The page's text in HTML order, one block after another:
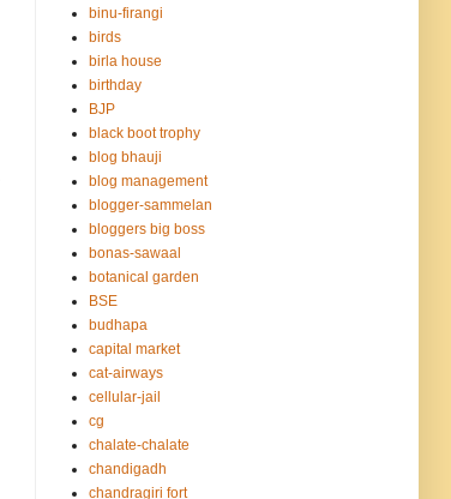
binu-firangi
birds
birla house
birthday
BJP
black boot trophy
blog bhauji
blog management
blogger-sammelan
bloggers big boss
bonas-sawaal
botanical garden
BSE
budhapa
capital market
cat-airways
cellular-jail
cg
chalate-chalate
chandigadh
chandragiri fort